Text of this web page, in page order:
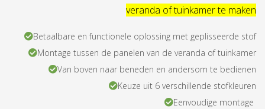
veranda of tuinkamer te maken
Betaalbare en functionele oplossing met geplisseerde stof
Montage tussen de panelen van de veranda of tuinkamer
Van boven naar beneden en andersom te bedienen
Keuze uit 6 verschillende stofkleuren
Eenvoudige montage